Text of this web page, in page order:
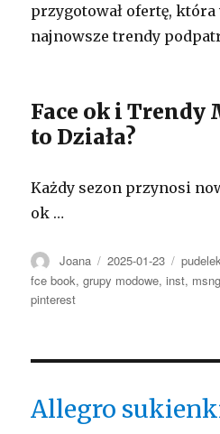
przygotował ofertę,
najnowsze trendy
Face ok i Trendy
to Działa?
Każdy sezon przynosi
ok …
Autor
Joana Opublikowano
2025-01-23
fce book,grupy modowe,inst,
pinterest
Allegro